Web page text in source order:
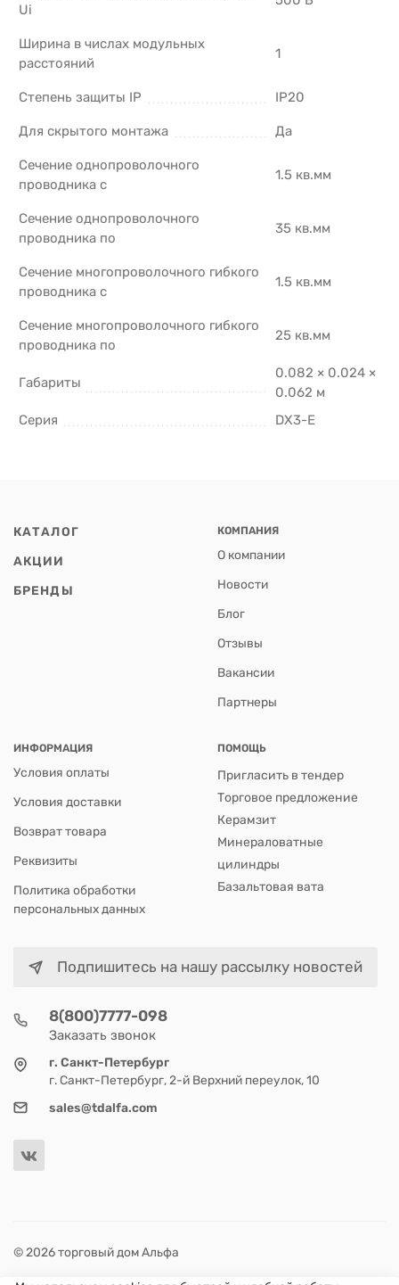
Ui
Ширина в числах модульных
расстояний
1
Степень защиты IP IP20
Для скрытого монтажа Да
Сечение однопроволочного
проводника с
1.5 кв.мм
Сечение однопроволочного
проводника по
35 кв.мм
Сечение многопроволочного гибкого
проводника с
1.5 кв.мм
Сечение многопроволочного гибкого
проводника по
25 кв.мм
Габариты
0.082 × 0.024 ×
0.062 м
Серия
DX3-E
КАТАЛОГ
АКЦИИ
БРЕНДЫ
КОМПАНИЯ
О компании
Новости
Блог
Отзывы
Вакансии
Партнеры
ИНФОРМАЦИЯ
Условия оплаты
Условия доставки
Возврат товара
Реквизиты
Политика обработки
персональных данных
ПОМОЩЬ
Пригласить в тендер
Торговое предложение
Керамзит
Минераловатные
цилиндры
Базальтовая вата
Подпишитесь на нашу рассылку новостей
8(800)7777-098
Заказать звонок
г. Санкт-Петербург
г. Санкт-Петербург, 2-й Верхний переулок, 10
sales@tdalfa.com
© 2026 торговый дом Альфа